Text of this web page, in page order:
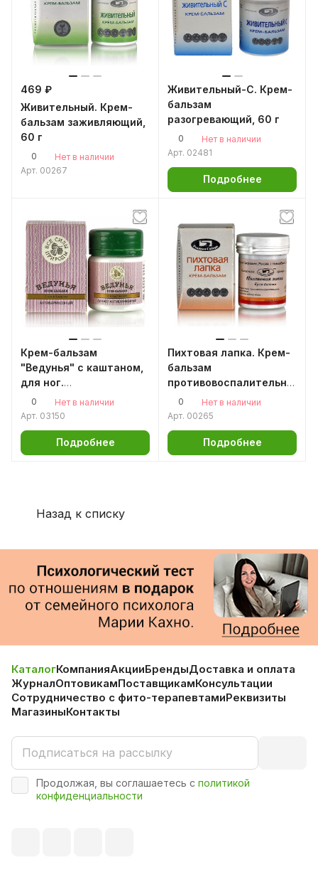
469 ₽
Живительный. Крем-
бальзам заживляющий,
60 г
0
Нет в наличии
Арт. 00267
Живительный-С. Крем-
бальзам
разогревающий, 60 г
0
Нет в наличии
Арт. 02481
Подробнее
Крем-бальзам
"Ведунья" с каштаном,
для ног.
Антиварикозный. 40 г
0
Нет в наличии
Арт. 03150
Подробнее
Пихтовая лапка. Крем-
бальзам
противовоспалительный,
60 г
0
Нет в наличии
Арт. 00265
Подробнее
Назад к списку
КаталогКомпанияАкцииБрендыДоставка и оплата
ЖурналОптовикамПоставщикамКонсультации
Сотрудничество с фито-терапевтамиРеквизиты
МагазиныКонтакты
Продолжая, вы соглашаетесь с политикой
конфиденциальности